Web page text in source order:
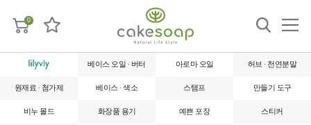
0
베이스 오일 · 버터 아로마 오일 허브 · 천연분말
원재료 · 첨가제 베이스 · 색소 스탬프 만들기 도구
비누 몰드 화장품 용기 예쁜 포장 스티커